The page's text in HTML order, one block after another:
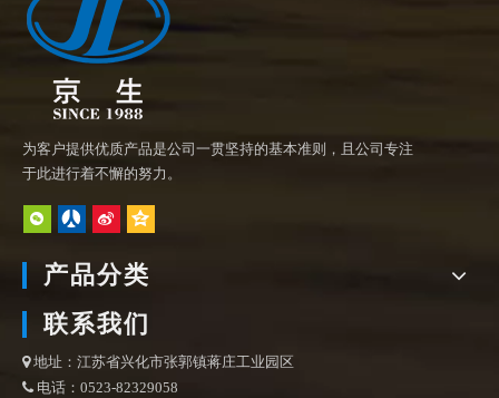
为客户提供优质产品是公司一贯坚持的基本准则，且公司专注
于此进行着不懈的努力。
产品分类
联系我们
地址：江苏省兴化市张郭镇蒋庄工业园区
 电话：0523-82329058